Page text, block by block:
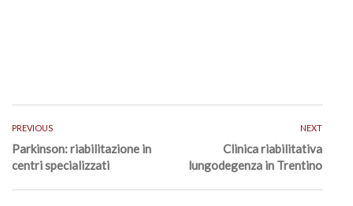
PREVIOUS
Parkinson: riabilitazione in
centri specializzati
NEXT
Clinica riabilitativa
lungodegenza in Trentino